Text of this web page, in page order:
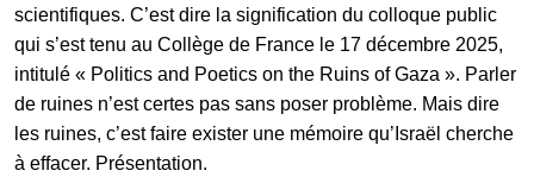
scientifiques. C’est dire la signification du colloque public
qui s’est tenu au Collège de France le 17 décembre 2025,
intitulé « Politics and Poetics on the Ruins of Gaza ». Parler
de ruines n’est certes pas sans poser problème. Mais dire
les ruines, c’est faire exister une mémoire qu’Israël cherche
à effacer. Présentation.